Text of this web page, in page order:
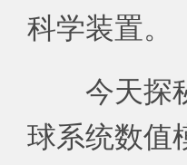
科学装置。
今天探
球系统数值